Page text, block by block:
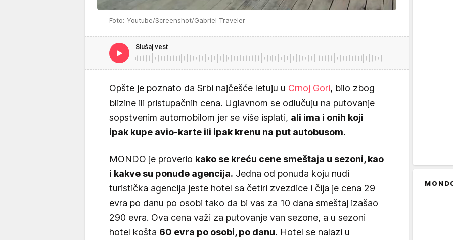
Foto: Youtube/Screenshot/Gabriel Traveler
Slušaj vest
Opšte je poznato da Srbi najčešće letuju u Crnoj Gori, bilo zbog
blizine ili pristupačnih cena. Uglavnom se odlučuju na putovanje
sopstvenim automobilom jer se više isplati, ali ima i onih koji
ipak kupe avio-karte ili ipak krenu na put autobusom.
MONDO je proverio kako se kreću cene smeštaja u sezoni, kao
i kakve su ponude agencija. Jedna od ponuda koju nudi
turistička agencija jeste hotel sa četiri zvezdice i čija je cena 29
evra po danu po osobi tako da bi vas za 10 dana smeštaj izašao
290 evra. Ova cena važi za putovanje van sezone, a u sezoni
hotel košta 60 evra po osobi, po danu. Hotel se nalazi u